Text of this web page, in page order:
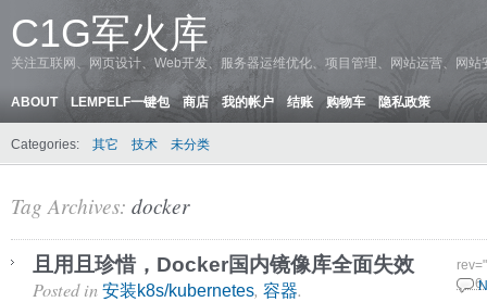
C1G军火库
关注互联网、网页设计、Web开发、服务器运维优化、项目管理、网站运营、网
ABOUT LEMPELF一键包 商店 我的帐户 结账 购物车 隐私政策
Categories: 其它 技术 未分类
Tag Archives: docker
且用且珍惜，Docker国内镜像库全面失效
12 6
Posted in 安装k8s/kubernetes, 容器.